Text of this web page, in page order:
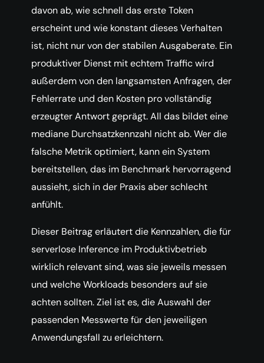
davon ab, wie schnell das erste Token
erscheint und wie konstant dieses Verhalten
ist, nicht nur von der stabilen Ausgaberate. Ein
produktiver Dienst mit echtem Traffic wird
außerdem von den langsamsten Anfragen, der
Fehlerrate und den Kosten pro vollständig
erzeugter Antwort geprägt. All das bildet eine
mediane Durchsatzkennzahl nicht ab. Wer die
falsche Metrik optimiert, kann ein System
bereitstellen, das im Benchmark hervorragend
aussieht, sich in der Praxis aber schlecht
anfühlt.
Dieser Beitrag erläutert die Kennzahlen, die für
serverlose Inference im Produktivbetrieb
wirklich relevant sind, was sie jeweils messen
und welche Workloads besonders auf sie
achten sollten. Ziel ist es, die Auswahl der
passenden Messwerte für den jeweiligen
Anwendungsfall zu erleichtern.